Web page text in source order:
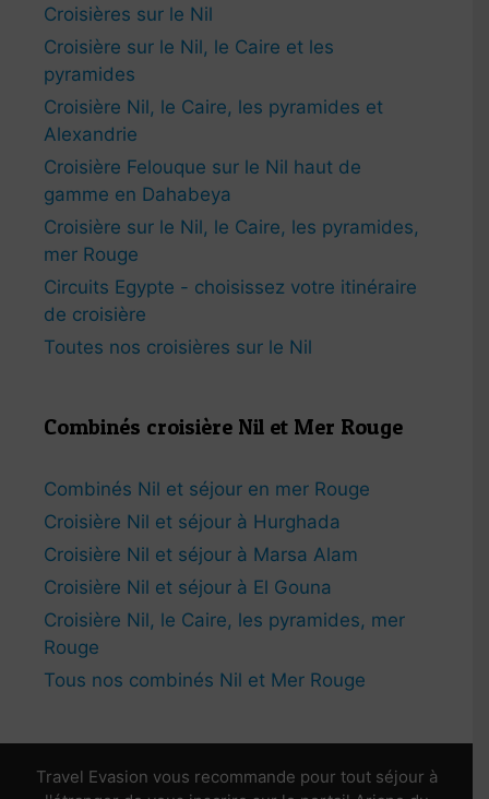
Croisières sur le Nil
Croisière sur le Nil, le Caire et les
pyramides
Croisière Nil, le Caire, les pyramides et
Alexandrie
Croisière Felouque sur le Nil haut de
gamme en Dahabeya
Croisière sur le Nil, le Caire, les pyramides,
mer Rouge
Circuits Egypte - choisissez votre itinéraire
de croisière
Toutes nos croisières sur le Nil
Combinés croisière Nil et Mer Rouge
Combinés Nil et séjour en mer Rouge
Croisière Nil et séjour à Hurghada
Croisière Nil et séjour à Marsa Alam
Croisière Nil et séjour à El Gouna
Croisière Nil, le Caire, les pyramides, mer
Rouge
Tous nos combinés Nil et Mer Rouge
Travel Evasion vous recommande pour tout séjour à